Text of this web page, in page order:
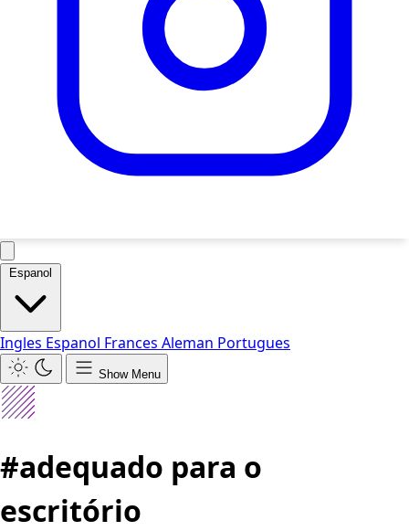
Espanol
Ingles Espanol Frances Aleman Portugues
Show Menu
#adequado para o
escritório